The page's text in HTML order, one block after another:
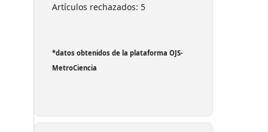
Artículos rechazados: 5
*datos obtenidos de la plataforma OJS-
MetroCiencia